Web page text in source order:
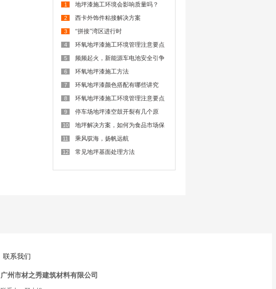
1 地坪漆施工环境会影响质量吗？
2 西卡外饰件粘接解决方案
3 “拼接”湾区进行时
4 环氧地坪漆施工环境管理注意要点
5
频频起火，新能源车电池安全引争
难
6 环氧地坪漆施工方法
7
环氧地坪漆颜色搭配有哪些讲究
8 环氧地坪漆施工环境管理注意要点
9
停车场地坪漆空鼓开裂有几个原
10
地坪解决方案，如何为食品市场保
11 乘风驭海，扬帆远航
12 常见地坪基面处理方法
联系我们
广州市材之秀建筑材料有限公司